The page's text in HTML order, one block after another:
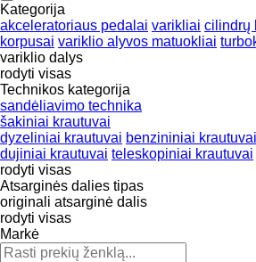
Kategorija
akceleratoriaus pedalai varikliai cilindrų
korpusai variklio alyvos matuokliai
variklio dalys
rodyti visas
Technikos kategorija
sandėliavimo technika
šakiniai krautuvai
dyzeliniai krautuvai benzininiai krautuvai
dujiniai krautuvai teleskopiniai krautuvai
rodyti visas
Atsarginės dalies tipas
originali atsarginė dalis
rodyti visas
Markė